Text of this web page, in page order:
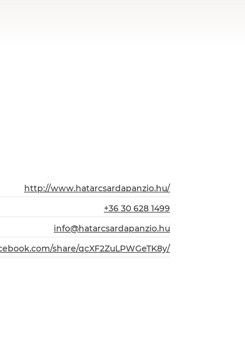
http://www.hatarcsardapanzio.hu/
+36 30 628 1499
info@hatarcsardapanzio.hu
share/qcXF2ZuLPWGeTK8y/